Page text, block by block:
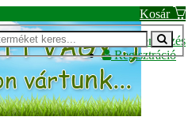
Kosár
Bejelentkezés
Regisztráció